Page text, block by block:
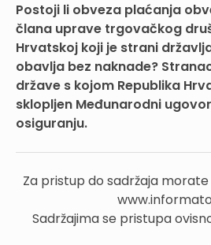
Postoji li obveza plaćanja
člana uprave trgovačkog
Hrvatskoj koji je strani
obavlja bez naknade?
države s kojom Republika
sklopljen Međunarodni
osiguranju.
Za pristup do sadržaja
Sadržajima se pristupa